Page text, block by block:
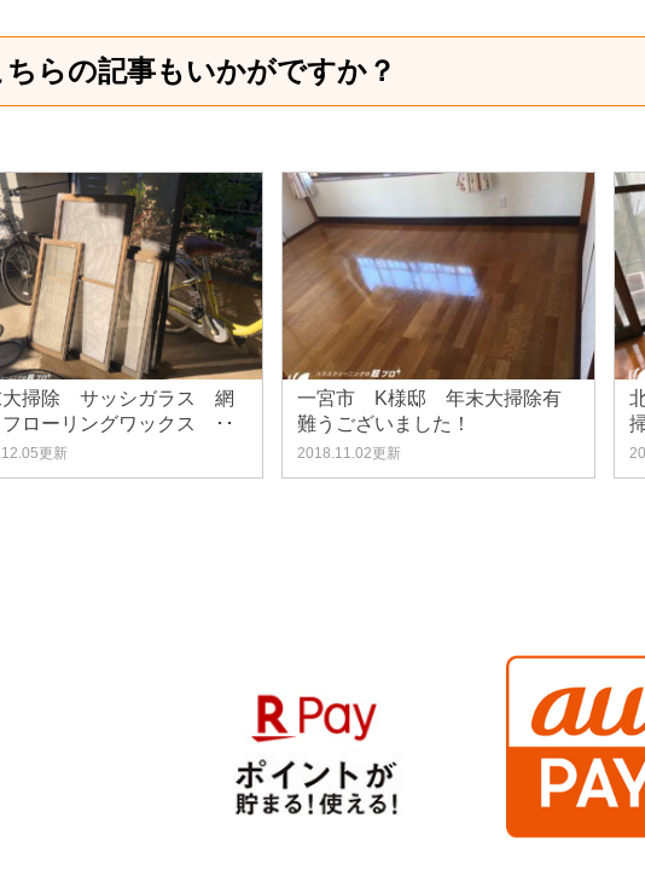
ちらの記事もいかがですか？
大掃除 サッシガラス 網
ローリングワックス ･･
更新
一宮市 K様邸 年末大掃除有
難うございました！
2018.11.02更新